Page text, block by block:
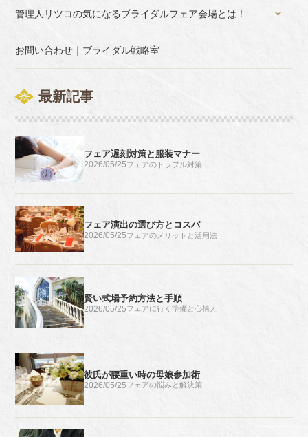
管理人リツコの気になるブライダルフェア会場とは！
お問い合わせ｜ブライダル戦略室
最新記事
フェア遅刻対策と服装マナー
2026/05/25フェアのトラブル対策
フェア演出の選び方とコスパ
2026/05/25フェアのメリットと活用法
賢い式場予約方法と手順
2026/05/25フェアに行く準備と心構え
彼氏が腰重い時の母娘参加術
2026/05/25フェアの悩みと解決策